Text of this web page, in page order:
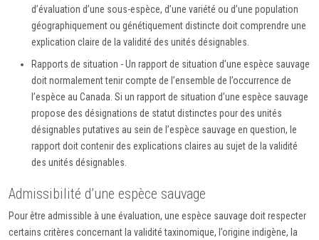
d’évaluation d’une sous-espèce, d’une variété ou d’une population
géographiquement ou génétiquement distincte doit comprendre une
explication claire de la validité des unités désignables.
Rapports de situation - Un rapport de situation d’une espèce sauvage
doit normalement tenir compte de l’ensemble de l’occurrence de
l’espèce au Canada. Si un rapport de situation d’une espèce sauvage
propose des désignations de statut distinctes pour des unités
désignables putatives au sein de l’espèce sauvage en question, le
rapport doit contenir des explications claires au sujet de la validité
des unités désignables.
Admissibilité d’une espèce sauvage
Pour être admissible à une évaluation, une espèce sauvage doit respecter
certains critères concernant la validité taxinomique, l’origine indigène, la